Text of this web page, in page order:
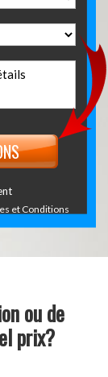
et Conditions
ou de
prix?